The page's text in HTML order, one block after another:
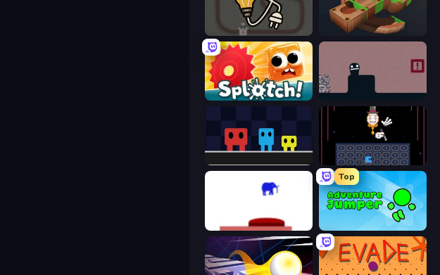
Light The Lamp Marble Run
Splotch!
Just One Boss
This Is The Only Level
Top
Adventure Jumper